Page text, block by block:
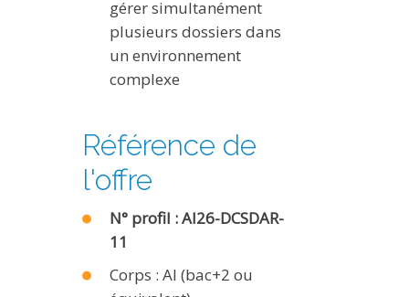
gérer simultanément
plusieurs dossiers dans
un environnement
complexe
Référence de
l'offre
N° profil : AI26-DCSDAR-
11
Corps : AI (bac+2 ou